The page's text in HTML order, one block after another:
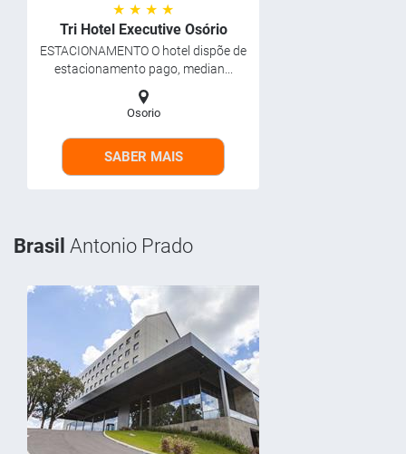
★ ★ ★ ★
Tri Hotel Executive Osório
ESTACIONAMENTO O hotel dispõe de
estacionamento pago, median...
Osorio
SABER MAIS
Brasil Antonio Prado